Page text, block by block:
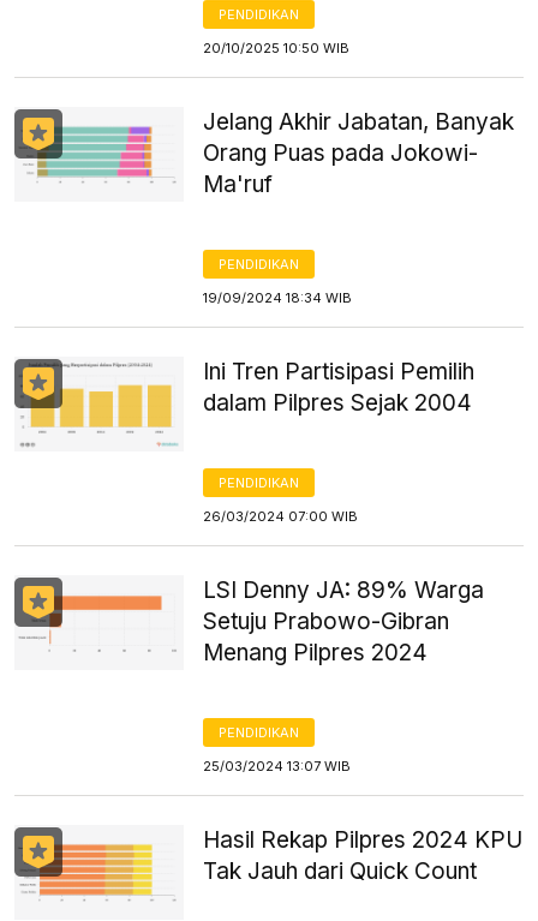
PENDIDIKAN
20/10/2025 10:50 WIB
Jelang Akhir Jabatan, Banyak
Orang Puas pada Jokowi-
Ma'ruf
PENDIDIKAN
19/09/2024 18:34 WIB
Ini Tren Partisipasi Pemilih
dalam Pilpres Sejak 2004
PENDIDIKAN
26/03/2024 07:00 WIB
LSI Denny JA: 89% Warga
Setuju Prabowo-Gibran
Menang Pilpres 2024
PENDIDIKAN
25/03/2024 13:07 WIB
Hasil Rekap Pilpres 2024 KPU
Tak Jauh dari Quick Count